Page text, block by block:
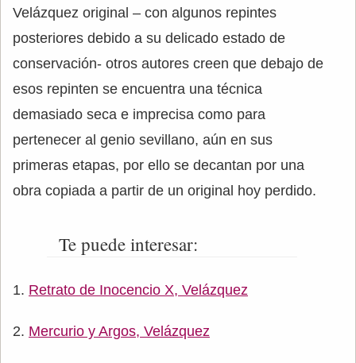
Velázquez original – con algunos repintes
posteriores debido a su delicado estado de
conservación- otros autores creen que debajo de
esos repinten se encuentra una técnica
demasiado seca e imprecisa como para
pertenecer al genio sevillano, aún en sus
primeras etapas, por ello se decantan por una
obra copiada a partir de un original hoy perdido.
Te puede interesar:
Retrato de Inocencio X, Velázquez
Mercurio y Argos, Velázquez